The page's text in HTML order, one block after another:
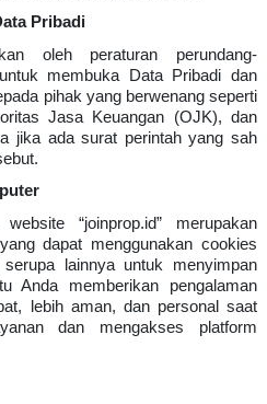
Pribadi
oleh peraturan perundang-
membuka Data Pribadi dan
pihak yang berwenang seperti
Jasa Keuangan (OJK), dan
jika ada surat perintah yang sah
“joinprop.id” merupakan
dapat menggunakan cookies
lainnya untuk menyimpan
Anda memberikan pengalaman
lebih aman, dan personal saat
dan mengakses platform